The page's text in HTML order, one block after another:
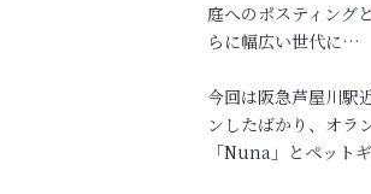
庭へのポスティング
らに幅広い世代に…
今回は阪急芦屋川駅
ンしたばかり、オラ
「Nuna」とペット